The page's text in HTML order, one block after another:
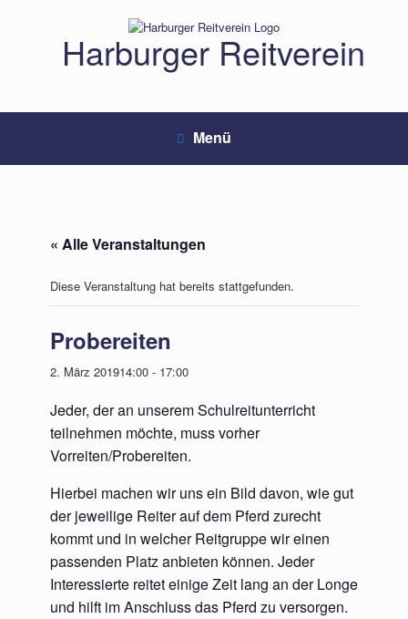
Harburger Reitverein
Menü
« Alle Veranstaltungen
Diese Veranstaltung hat bereits stattgefunden.
Probereiten
2. März 201914:00 - 17:00
Jeder, der an unserem Schulreitunterricht
teilnehmen möchte, muss vorher
Vorreiten/Probereiten.
Hierbei machen wir uns ein Bild davon, wie gut
der jeweilige Reiter auf dem Pferd zurecht
kommt und in welcher Reitgruppe wir einen
passenden Platz anbieten können. Jeder
Interessierte reitet einige Zeit lang an der Longe
und hilft im Anschluss das Pferd zu versorgen.